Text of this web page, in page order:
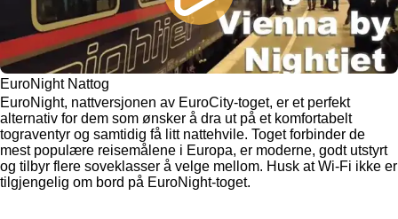
EuroNight Nattog
EuroNight, nattversjonen av EuroCity-toget, er et perfekt
alternativ for dem som ønsker å dra ut på et komfortabelt
tograventyr og samtidig få litt nattehvile. Toget forbinder de
mest populære reisemålene i Europa, er moderne, godt utstyrt
og tilbyr flere soveklasser å velge mellom. Husk at Wi-Fi ikke er
tilgjengelig om bord på EuroNight-toget.